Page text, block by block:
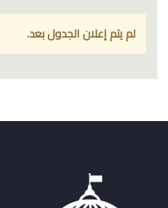
لم يتم إعلان الجدول بعد.